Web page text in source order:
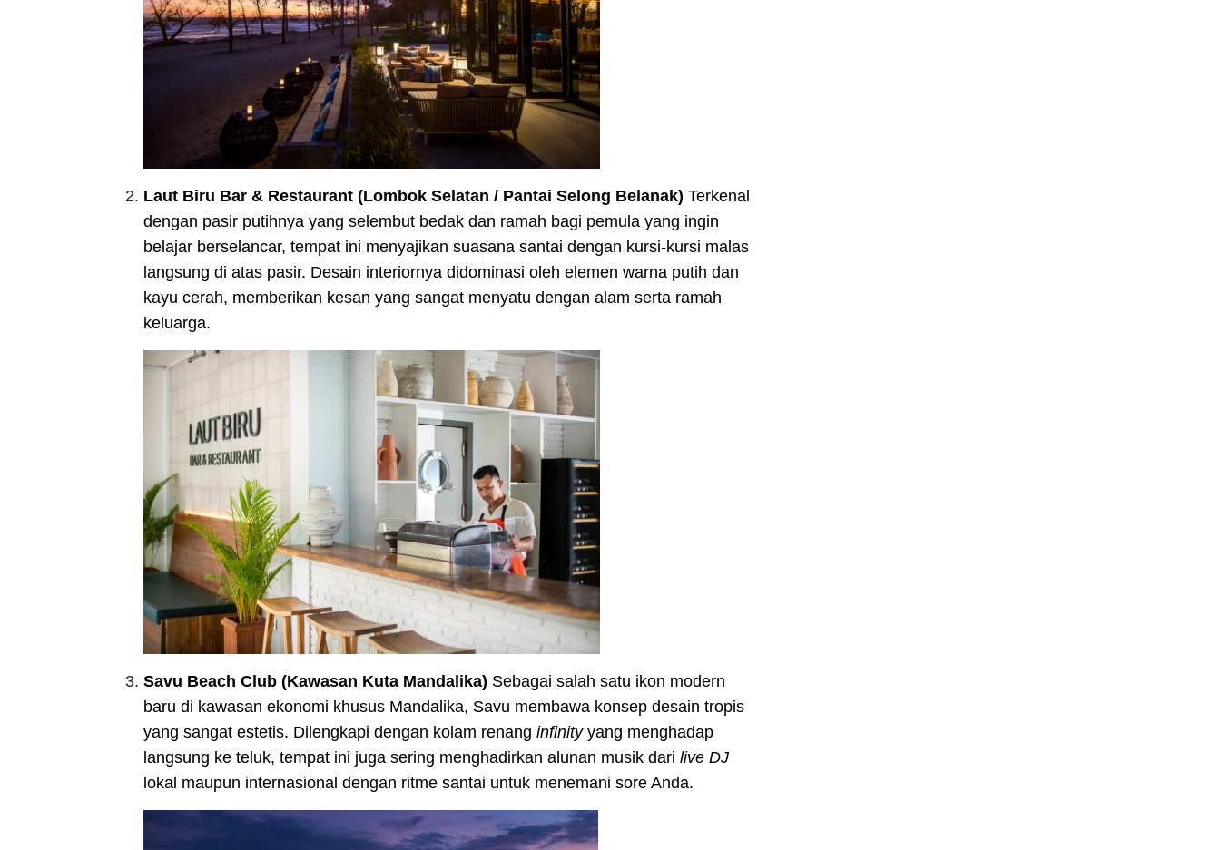
Laut Biru Bar & Restaurant (Lombok Selatan / Pantai Selong Belanak) Terkenal
dengan pasir putihnya yang selembut bedak dan ramah bagi pemula yang ingin
belajar berselancar, tempat ini menyajikan suasana santai dengan kursi-kursi malas
langsung di atas pasir. Desain interiornya didominasi oleh elemen warna putih dan
kayu cerah, memberikan kesan yang sangat menyatu dengan alam serta ramah
keluarga.
Savu Beach Club (Kawasan Kuta Mandalika) Sebagai salah satu ikon modern
baru di kawasan ekonomi khusus Mandalika, Savu membawa konsep desain tropis
yang sangat estetis. Dilengkapi dengan kolam renang infinityyang menghadap
langsung ke teluk, tempat ini juga sering menghadirkan alunan musik dari live DJ
lokal maupun internasional dengan ritme santai untuk menemani sore Anda.